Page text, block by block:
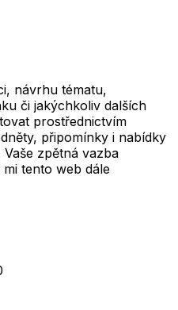
návrhu tématu,
či jakýchkoliv dalších
prostřednictvím
připomínky i nabídky
zpětná vazba
tento web dále